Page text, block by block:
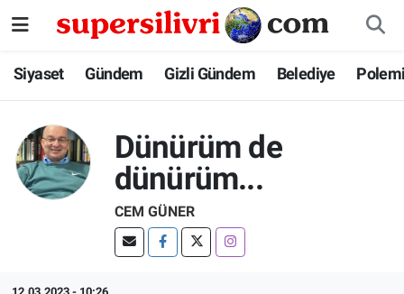
Siyaset Gündem Gizli Gündem Belediye
Dünürüm de
dünürüm...
CEM GÜNER
Siyaset
Gizli Gündem
İstanbul Nöbetçi Eczaneler
İstanbul Namaz Vakitleri
İstanbul Trafik Yoğunluk Haritası
Süper Lig Puan Durumu ve Fikstür